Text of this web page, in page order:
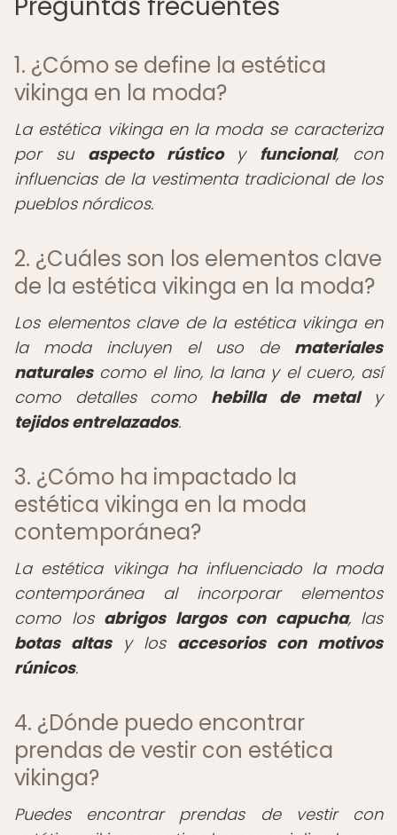
1. ¿Cómo se define la estética
vikinga en la moda?
La estética vikinga en la moda se caracteriza
por su aspecto rústicoy funcional, con
influencias de la vestimenta tradicional de los
pueblos nórdicos.
2. ¿Cuáles son los elementos clave
de la estética vikinga en la moda?
Los elementos clave de la estética vikinga en
la moda incluyen el uso de materiales
naturalescomo el lino, la lana y el cuero, así
como detalles como hebilla de metaly
tejidos entrelazados.
3. ¿Cómo ha impactado la
estética vikinga en la moda
contemporánea?
La estética vikinga ha influenciado la moda
contemporánea al incorporar elementos
como los abrigos largos con capucha, las
botas altasy los accesorios con motivos
rúnicos.
4. ¿Dónde puedo encontrar
prendas de vestir con estética
vikinga?
Puedes encontrar prendas de vestir con